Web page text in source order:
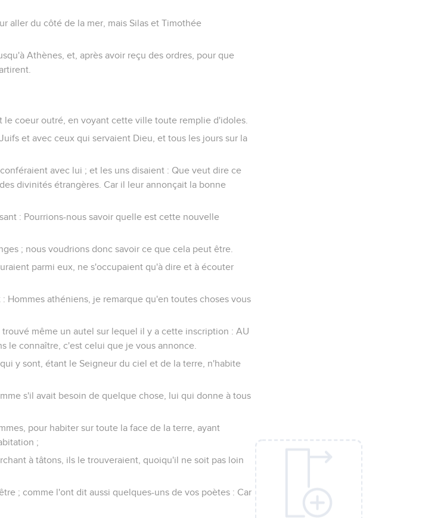
aller du côté de la mer, mais Silas et Timothée
Athènes, et, après avoir reçu des ordres, pour que
le coeur outré, en voyant cette ville toute remplie d'idoles.
et avec ceux qui servaient Dieu, et tous les jours sur la
avec lui ; et les uns disaient : Que veut dire ce
divinités étrangères. Car il leur annonçait la bonne
: Pourrions-nous savoir quelle est cette nouvelle
; nous voudrions donc savoir ce que cela peut être.
parmi eux, ne s'occupaient qu'à dire et à écouter
Hommes athéniens, je remarque qu'en toutes choses vous
même un autel sur lequel il y a cette inscription : AU
le connaître, c'est celui que je vous annonce.
y sont, étant le Seigneur du ciel et de la terre, n'habite
s'il avait besoin de quelque chose, lui qui donne à tous
pour habiter sur toute la face de la terre, ayant
;
à tâtons, ils le trouveraient, quoiqu'il ne soit pas loin
; comme l'ont dit aussi quelques-uns de vos poètes : Car